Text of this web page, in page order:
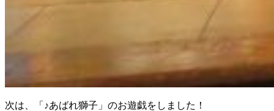
次は、「♪あばれ獅子」のお遊戯をしました！